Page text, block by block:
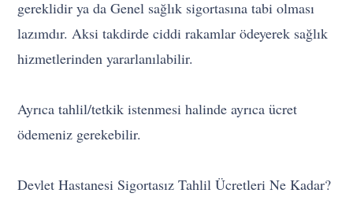
gereklidir ya da Genel sağlık sigortasına tabi olması
lazımdır. Aksi takdirde ciddi rakamlar ödeyerek sağlık
hizmetlerinden yararlanılabilir.
Ayrıca tahlil/tetkik istenmesi halinde ayrıca ücret
ödemeniz gerekebilir.
Devlet Hastanesi Sigortasız Tahlil Ücretleri Ne Kadar?